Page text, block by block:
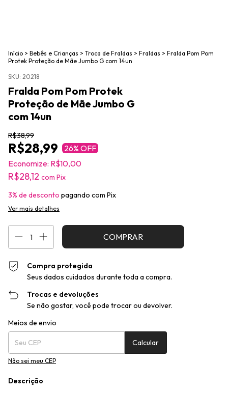
Início > Bebês e Crianças > Troca de Fraldas > Fraldas > Fralda Pom Pom
Protek Proteção de Mãe Jumbo G com 14un
SKU: 20218
Fralda Pom Pom Protek
Proteção de Mãe Jumbo G
com 14un
R$38,99
R$28,99 26% OFF
Economize: R$10,00
R$28,12 com Pix
3% de desconto pagando com Pix
Ver mais detalhes
Compra protegida
Seus dados cuidados durante toda a compra.
Trocas e devoluções
Se não gostar, você pode trocar ou devolver.
Entregas para o CEP:
Meios de envio
Calcular
Não sei meu CEP
Descrição